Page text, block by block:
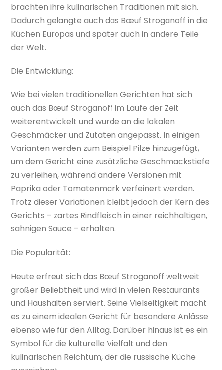
brachten ihre kulinarischen Traditionen mit sich.
Dadurch gelangte auch das Bœuf Stroganoff in die
Küchen Europas und später auch in andere Teile
der Welt.
Die Entwicklung:
Wie bei vielen traditionellen Gerichten hat sich
auch das Bœuf Stroganoff im Laufe der Zeit
weiterentwickelt und wurde an die lokalen
Geschmäcker und Zutaten angepasst. In einigen
Varianten werden zum Beispiel Pilze hinzugefügt,
um dem Gericht eine zusätzliche Geschmackstiefe
zu verleihen, während andere Versionen mit
Paprika oder Tomatenmark verfeinert werden.
Trotz dieser Variationen bleibt jedoch der Kern des
Gerichts – zartes Rindfleisch in einer reichhaltigen,
sahnigen Sauce – erhalten.
Die Popularität:
Heute erfreut sich das Bœuf Stroganoff weltweit
großer Beliebtheit und wird in vielen Restaurants
und Haushalten serviert. Seine Vielseitigkeit macht
es zu einem idealen Gericht für besondere Anlässe
ebenso wie für den Alltag. Darüber hinaus ist es ein
Symbol für die kulturelle Vielfalt und den
kulinarischen Reichtum, der die russische Küche